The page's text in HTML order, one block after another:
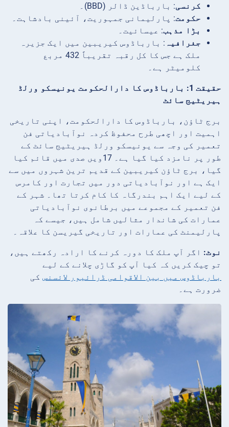
کرنسی: بارباڈین ڈالر (BBD)۔
حکومت: پارلیمانی جمہوریت، آئینی بادشاہت۔
بڑا مذہب: عیسائیت۔
جغرافیہ : بارباڈوس کیریبین میں ایک جزیرہ
ملک ہے جس کا کل رقبہ تقریباً 432 مربع
کلومیٹر ہے۔
حقیقت 1: بارباڈوس کا دارالحکومت یونیسکو ورلڈ
ہیریٹیج سائٹ
برج ٹاؤن، بارباڈوس کا دارالحکومت، اپنی تاریخی
اہمیت اور اچھی طرح محفوظ کردہ نوآبادیاتی فن
تعمیر کی وجہ سے یونیسکو ورلڈ ہیریٹیج سائٹ کے
طور پر نامزد کیا گیا ہے۔ 17ویں صدی میں قائم کیا
گیا، برج ٹاؤن کیریبین کے قدیم ترین شہروں میں سے
ایک ہے اور نوآبادیاتی دور میں تجارت اور کامرس
کے لیے ایک اہم بندرگاہ کا کام کرتا تھا۔ شہر کے
فن تعمیر کے مجموعے میں برطانوی نوآبادیاتی
عمارات کی شاندار مثالیں شامل ہیں، جیسے کہ
پارلیمنٹ کی عمارات اور تاریخی گیریسن کا علاقہ۔
نوٹ: اگر آپ ملک کا دورہ کرنے کا ارادہ رکھتے ہیں،
تو چیک کریں کہ کیا آپ کو گاڑی چلانے کے لیے
بارباڈوس میں بین الاقوامی ڈرائیور لائسنس کی
ضرورت ہے۔